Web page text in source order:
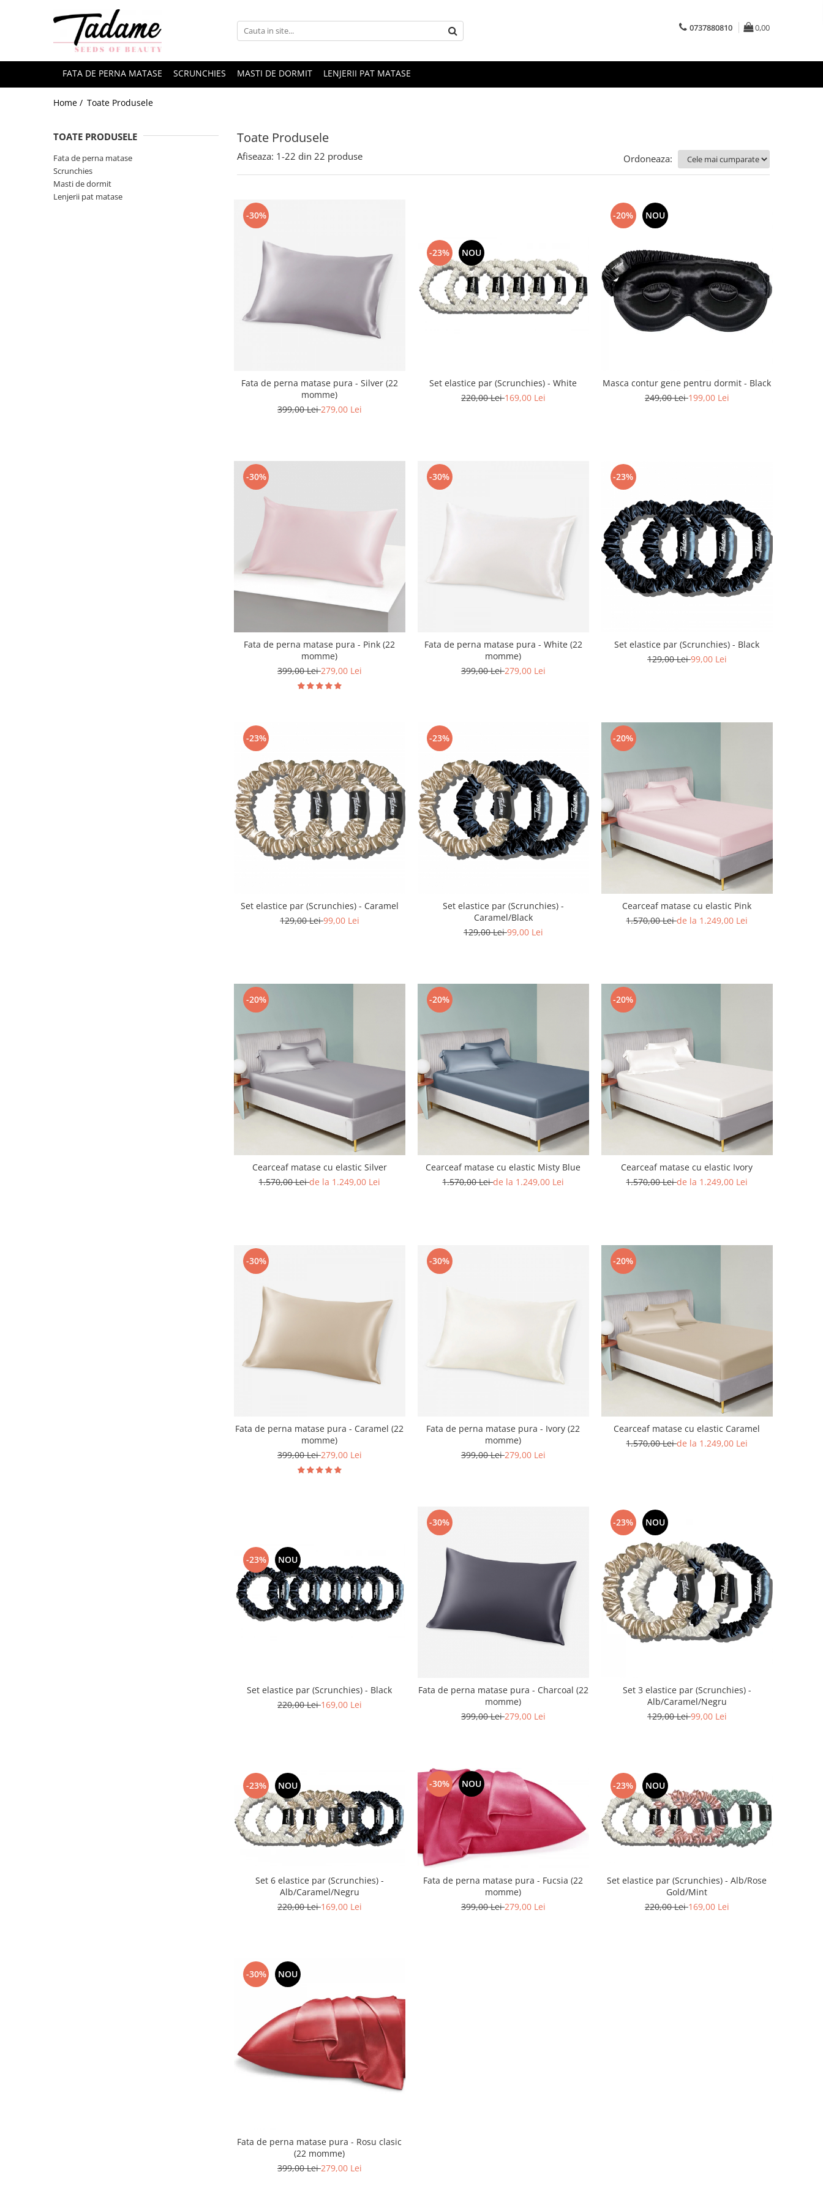
0737880810 0,00
FATA DE PERNA MATASE SCRUNCHIES MASTI DE DORMIT LENJERII PAT MATASE
Home / Toate Produsele
Toate Produsele
TOATE PRODUSELE
Fata de perna matase
Scrunchies
Masti de dormit
Lenjerii pat matase
Afiseaza: 1-22 din 22 produse Ordoneaza:
-30%
Fata de perna matase pura - Silver (22
momme)
399,00 Lei279,00 Lei
-23% NOU
Set elastice par (Scrunchies) - White
220,00 Lei169,00 Lei
-20% NOU
Masca contur gene pentru dormit - Black
249,00 Lei199,00 Lei
-30%
Fata de perna matase pura - Pink (22
momme)
399,00 Lei279,00 Lei
-30%
Fata de perna matase pura - White (22
momme)
399,00 Lei279,00 Lei
-23%
Set elastice par (Scrunchies) - Black
129,00 Lei99,00 Lei
-23%
Set elastice par (Scrunchies) - Caramel
129,00 Lei99,00 Lei
-23%
Set elastice par (Scrunchies) -
Caramel/Black
129,00 Lei99,00 Lei
-20%
Cearceaf matase cu elastic Pink
1.570,00 Leide la 1.249,00 Lei
-20%
Cearceaf matase cu elastic Silver
1.570,00 Leide la 1.249,00 Lei
-20%
Cearceaf matase cu elastic Misty Blue
1.570,00 Leide la 1.249,00 Lei
-20%
Cearceaf matase cu elastic Ivory
1.570,00 Leide la 1.249,00 Lei
-30%
Fata de perna matase pura - Caramel (22
momme)
399,00 Lei279,00 Lei
-30%
Fata de perna matase pura - Ivory (22
momme)
399,00 Lei279,00 Lei
-20%
Cearceaf matase cu elastic Caramel
1.570,00 Leide la 1.249,00 Lei
-23% NOU
Set elastice par (Scrunchies) - Black
220,00 Lei169,00 Lei
-30%
Fata de perna matase pura - Charcoal (22
momme)
399,00 Lei279,00 Lei
-23% NOU
Set 3 elastice par (Scrunchies) -
Alb/Caramel/Negru
129,00 Lei99,00 Lei
-23% NOU
Set 6 elastice par (Scrunchies) -
Alb/Caramel/Negru
220,00 Lei169,00 Lei
-30% NOU
Fata de perna matase pura - Fucsia (22
momme)
399,00 Lei279,00 Lei
-23% NOU
Set elastice par (Scrunchies) - Alb/Rose
Gold/Mint
220,00 Lei169,00 Lei
-30% NOU
Fata de perna matase pura - Rosu clasic
(22 momme)
399,00 Lei279,00 Lei